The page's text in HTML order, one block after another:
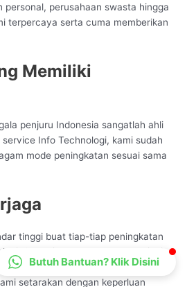
personal, perusahaan swasta hingga
terpercaya serta cuma memberikan
Memiliki
penjuru Indonesia sangatlah ahli
Info Technologi, kami sudah
mode peningkatan sesuai sama
tinggi buat tiap-tiap peningkatan
Satu diantaranya yang menjadi
dari segi keamanan pelayanan Data
setarakan dengan keperluan
Butuh Bantuan? Klik Disini